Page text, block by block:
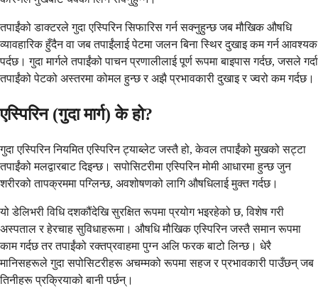
तपाईंको डाक्टरले गुदा एस्पिरिन सिफारिस गर्न सक्नुहुन्छ जब मौखिक औषधि
व्यावहारिक हुँदैन वा जब तपाईंलाई पेटमा जलन बिना स्थिर दुखाइ कम गर्न आवश्यक
पर्दछ। गुदा मार्गले तपाईंको पाचन प्रणालीलाई पूर्ण रूपमा बाइपास गर्दछ, जसले गर्दा
तपाईंको पेटको अस्तरमा कोमल हुन्छ र अझै प्रभावकारी दुखाइ र ज्वरो कम गर्दछ।
एस्पिरिन (गुदा मार्ग) के हो?
गुदा एस्पिरिन नियमित एस्पिरिन ट्याब्लेट जस्तै हो, केवल तपाईंको मुखको सट्टा
तपाईंको मलद्वारबाट दिइन्छ। सपोसिटरीमा एस्पिरिन मोमी आधारमा हुन्छ जुन
शरीरको तापक्रममा पग्लिन्छ, अवशोषणको लागि औषधिलाई मुक्त गर्दछ।
यो डेलिभरी विधि दशकौंदेखि सुरक्षित रूपमा प्रयोग भइरहेको छ, विशेष गरी
अस्पताल र हेरचाह सुविधाहरूमा। औषधि मौखिक एस्पिरिन जस्तै समान रूपमा
काम गर्दछ तर तपाईंको रक्तप्रवाहमा पुग्न अलि फरक बाटो लिन्छ। धेरै
मानिसहरूले गुदा सपोसिटरीहरू अचम्मको रूपमा सहज र प्रभावकारी पाउँछन् जब
तिनीहरू प्रक्रियाको बानी पर्छन्।